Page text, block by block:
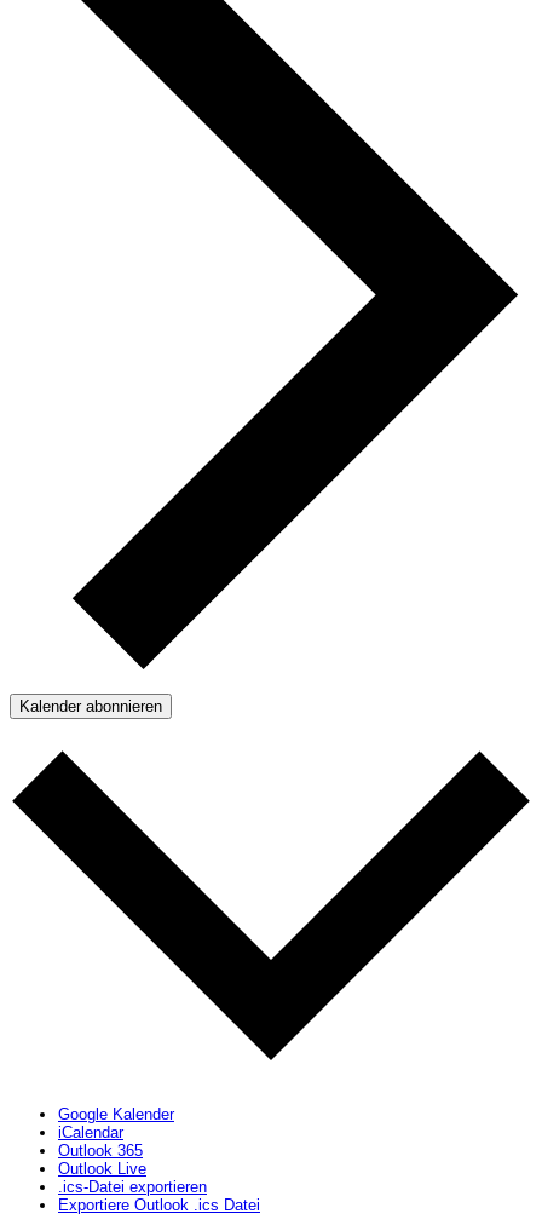
Kalender abonnieren
Google Kalender
iCalendar
Outlook 365
Outlook Live
.ics-Datei exportieren
Exportiere Outlook .ics Datei